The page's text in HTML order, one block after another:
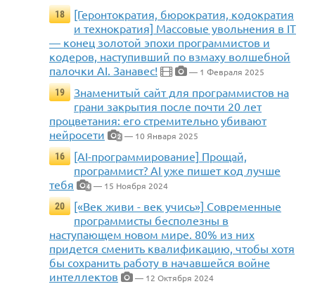
18
[Геронтократия, бюрократия, кодократия
и технократия] Массовые увольнения в IT
— конец золотой эпохи программистов и
кодеров, наступивший по взмаху волшебной
палочки AI. Занавес!
— 1 Февраля 2025
19
Знаменитый сайт для программистов на
грани закрытия после почти 20 лет
процветания: его стремительно убивают
нейросети
2 — 10 Января 2025
16
[AI-программирование] Прощай,
программист? AI уже пишет код лучше
тебя
4 — 15 Ноября 2024
20
[«Век живи - век учись»] Современные
программисты бесполезны в
наступающем новом мире. 80% из них
придется сменить квалификацию, чтобы хотя
бы сохранить работу в начавшейся войне
интеллектов
— 12 Октября 2024